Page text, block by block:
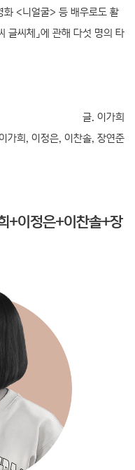
화 <니얼굴> 등 배우로도 활
글씨체」에 관해 다섯 명의 타
글. 이가희
가희, 이정은, 이찬솔, 장연준
+이정은+이찬솔+장